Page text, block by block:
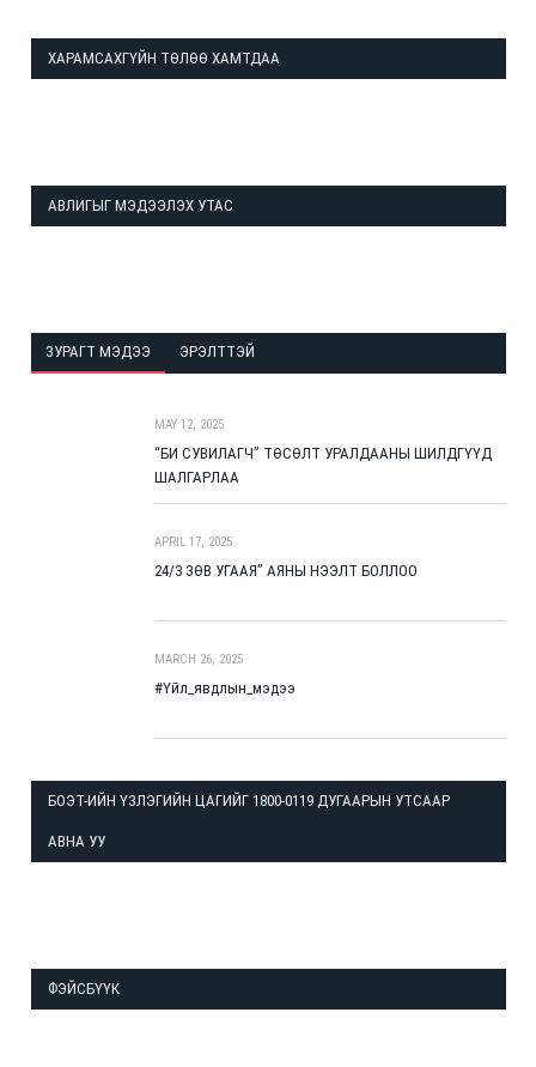
ХАРАМСАХГҮЙН ТӨЛӨӨ ХАМТДАА
АВЛИГЫГ МЭДЭЭЛЭХ УТАС
ЗУРАГТ МЭДЭЭ ЭРЭЛТТЭЙ
MAY 12, 2025
“БИ СУВИЛАГЧ” ТӨСӨЛТ УРАЛДААНЫ ШИЛДГҮҮД
ШАЛГАРЛАА
APRIL 17, 2025
24/3 ЗӨВ УГААЯ” АЯНЫ НЭЭЛТ БОЛЛОО
MARCH 26, 2025
#Үйл_явдлын_мэдээ
БОЭТ-ИЙН ҮЗЛЭГИЙН ЦАГИЙГ 1800-0119 ДУГААРЫН УТСААР
АВНА УУ
ФЭЙСБҮҮК